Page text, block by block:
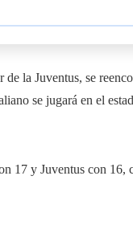
la Juventus, se
se jugará en el
17 y Juventus con 16,